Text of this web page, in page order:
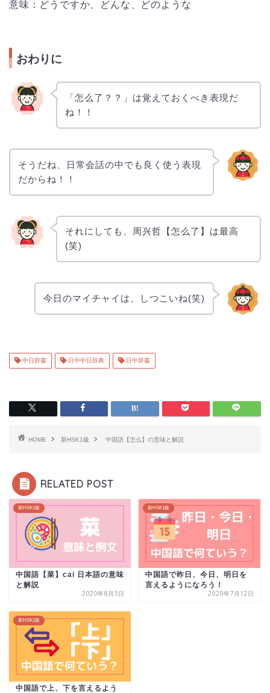
意味：どうですか、どんな、どのような
おわりに
「怎么了？？」は覚えておくべき表現だ
ね！！
そうだね、日常会話の中でも良く使う表現
だからね！！
それにしても、周兴哲【怎么了】は最高
(笑)
今日のマイチャイは、しつこいね(笑)
中日辞書 日中中日辞典 日中辞書
HOME 新HSK1級 中国語【怎么】の意味と解説
RELATED POST
新HSK1級
中国語【菜】cai 日本語の意味
と解説
2020年8月3日
新HSK1級
中国語で昨日、今日、明日を
言えるようになろう！
2020年7月12日
新HSK1級
中国語で上、下を言えるよう